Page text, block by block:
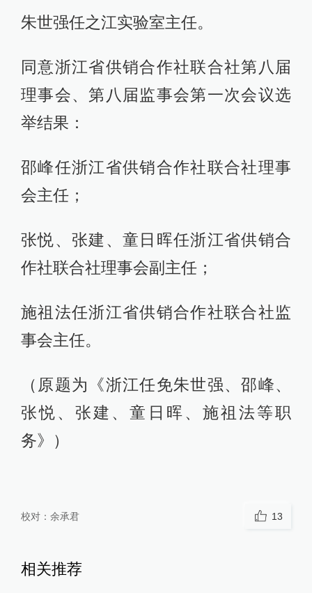
朱世强任之江实验室主任。
同意浙江省供销合作社联合社第八届
理事会、第八届监事会第一次会议选
举结果：
邵峰任浙江省供销合作社联合社理事
会主任；
张悦、张建、童日晖任浙江省供销合
作社联合社理事会副主任；
施祖法任浙江省供销合作社联合社监
事会主任。
（原题为《浙江任免朱世强、邵峰、
张悦、张建、童日晖、施祖法等职
务》）
校对： 余承君 13
相关推荐